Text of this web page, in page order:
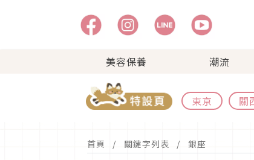
美容保養 潮流
東京 關
首頁 關鍵字列表 銀座